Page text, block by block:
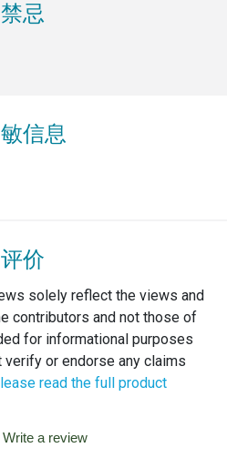
禁忌
信息
评价
solely reflect the views and
contributors and not those of
for informational purposes
or endorse any claims
read the full product
Write a review